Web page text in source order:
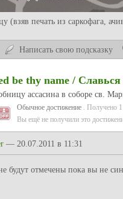
(взяв печать из саркофага,
Написать свою подсказку
be thy name /
ассасина в соборе св.
Обычное достижение . Получено
Вы ещё не получили это
— 20.07.2011 в 11:31
будут отмечены пока вы не